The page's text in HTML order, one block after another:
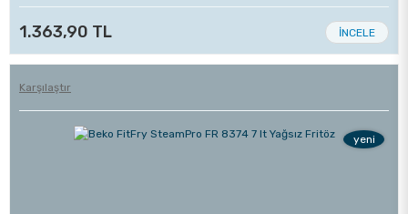
1.363,90 TL İNCELE
Karşılaştır
yeni